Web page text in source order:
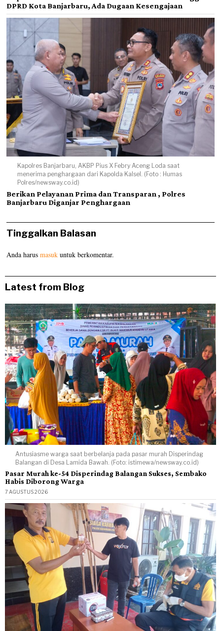
DPRD Kota Banjarbaru, Ada Dugaan Kesengajaan
Kapolres Banjarbaru, AKBP Pius X Febry Aceng Loda saat
menerima penghargaan dari Kapolda Kalsel. (Foto : Humas
Polres/newsway.co.id)
Berikan Pelayanan Prima dan Transparan , Polres
Banjarbaru Diganjar Penghargaan
Tinggalkan Balasan
Anda harusmasuk untuk berkomentar.
Latest from Blog
Antusiasme warga saat berbelanja pada pasar murah Disperindag
Balangan di Desa Lamida Bawah. (Foto: istimewa/newsway.co.id)
Pasar Murah ke-54 Disperindag Balangan Sukses, Sembako
Habis Diborong Warga
7 AGUSTUS 2026